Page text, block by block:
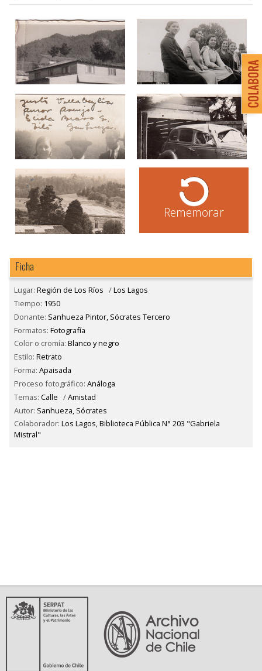
Rememorar
Ficha
Lugar: Región de Los Ríos /Los Lagos
Tiempo: 1950
Donante: Sanhueza Pintor, Sócrates Tercero
Formatos: Fotografía
Color o cromía: Blanco y negro
Estilo: Retrato
Forma: Apaisada
Proceso fotográfico: Análoga
Temas: Calle /Amistad
Autor: Sanhueza, Sócrates
Colaborador: Los Lagos, Biblioteca Pública N° 203 "Gabriela
Mistral"